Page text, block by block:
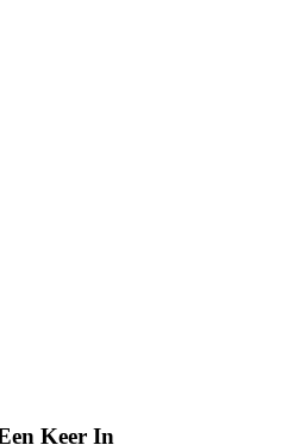
Keer In